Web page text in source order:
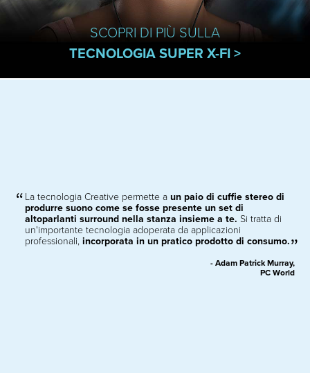
SCOPRI DI PIÙ SULLA
TECNOLOGIA SUPER X-FI >
La tecnologia Creative permette aun paio di cuffie stereo di
produrre suono come se fosse presente un set di
altoparlanti surround nella stanza insieme a te. Si tratta di
un'importante tecnologia adoperata da applicazioni
professionali,incorporata in un pratico prodotto di consumo.
- Adam Patrick Murray,
PC World